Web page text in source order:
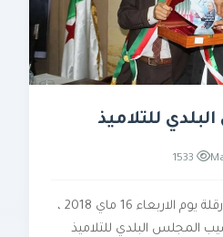
للتلاميذ
أشرف السيد والي ولاية ورقلة يوم الاربعاء 16 ماي 2018 ،
المجلس البلدي للتلاميذ